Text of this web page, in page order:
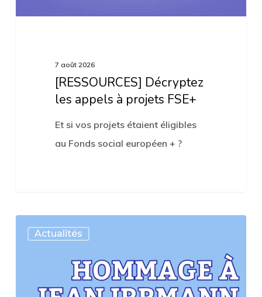
7 août 2026
[RESSOURCES] Décryptez
les appels à projets FSE+
Et si vos projets étaient éligibles
au Fonds social européen + ?
Actualités
Hommage